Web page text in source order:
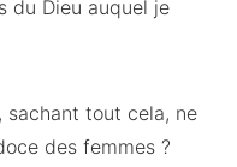
du Dieu auquel je
sachant tout cela, ne
des femmes ?